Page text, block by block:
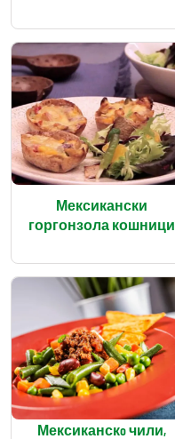
Мексикански
горгонзола кошници
Мексиканскo чили,